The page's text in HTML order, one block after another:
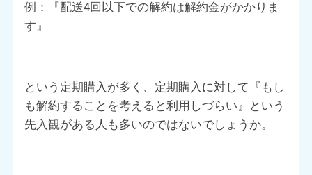
例：『配送4回以下での解約は解約金がかかりま
す』
という定期購入が多く、定期購入に対して『もし
も解約することを考えると利用しづらい』という
先入観がある人も多いのではないでしょうか。